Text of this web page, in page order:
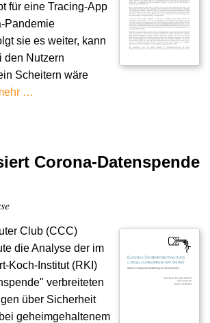
für eine Tracing-App
Pandemie
sie es weiter, kann
den Nutzern
Scheitern wäre
…
Corona-Datenspende
Club (CCC)
die Analyse der im
Koch-Institut (RKI)
verbreiteten
über Sicherheit
geheimgehaltenem